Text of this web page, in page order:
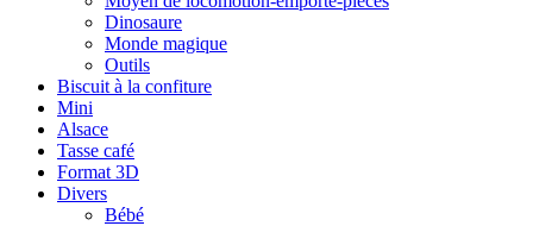
Dinosaure
Monde magique
Outils
Biscuit à la confiture
Mini
Alsace
Tasse café
Format 3D
Divers
Bébé